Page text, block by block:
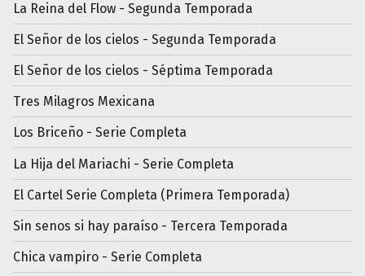
La Reina del Flow - Segunda Temporada
El Señor de los cielos - Segunda Temporada
El Señor de los cielos - Séptima Temporada
Tres Milagros Mexicana
Los Briceño - Serie Completa
La Hija del Mariachi - Serie Completa
El Cartel Serie Completa (Primera Temporada)
Sin senos si hay paraíso - Tercera Temporada
Chica vampiro - Serie Completa